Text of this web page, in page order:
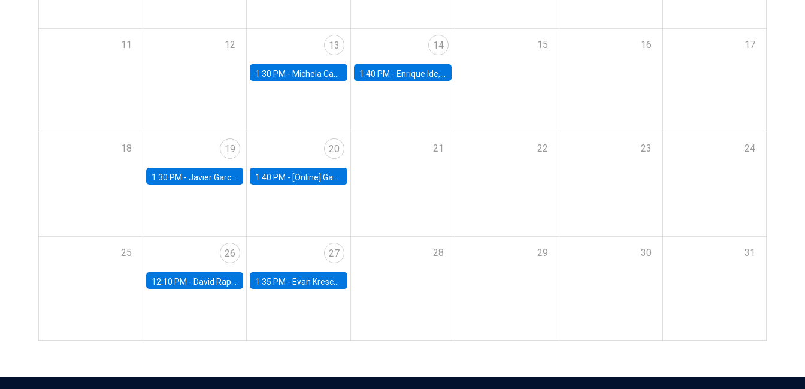
11 12 13
1:30 PM - Michela Carlana, Harvard Kennedy School
14
1:40 PM - Enrique Ide, IESE
15 16 17
18 19
1:30 PM - Javier Garcia Cicco, Universidad de San Andres
20
1:40 PM - [Online] Gabriel Englander, World Bank
21 22 23 24
25 26
12:10 PM - David Rappoport, FED Board
27
1:35 PM - Evan Kresch, Oberlin College
28 29 30 31